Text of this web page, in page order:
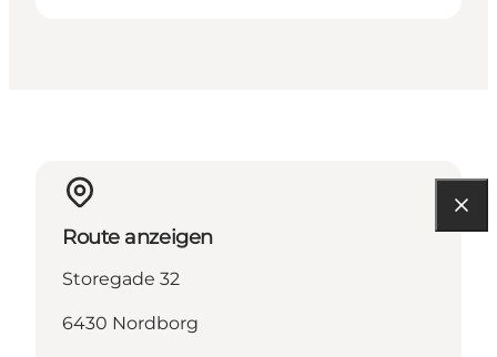
Route anzeigen
Storegade 32
6430 Nordborg